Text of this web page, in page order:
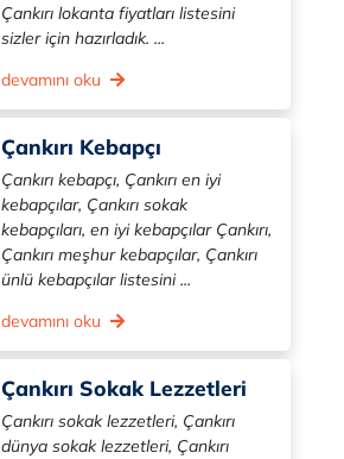
Çankırı lokanta fiyatları listesini
sizler için hazırladık. ...
devamını oku
Çankırı Kebapçı
Çankırı kebapçı, Çankırı en iyi
kebapçılar, Çankırı sokak
kebapçıları, en iyi kebapçılar Çankırı,
Çankırı meşhur kebapçılar, Çankırı
ünlü kebapçılar listesini ...
devamını oku
Çankırı Sokak Lezzetleri
Çankırı sokak lezzetleri, Çankırı
dünya sokak lezzetleri, Çankırı